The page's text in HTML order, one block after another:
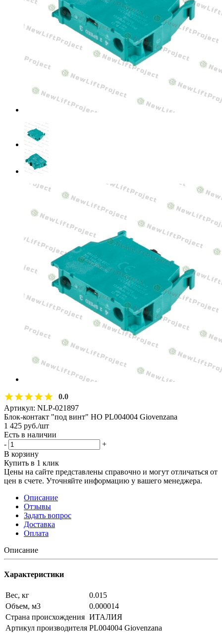
0.0
Артикул: NLP-021897
Блок-контакт "под винт" НО PL004004 Giovenzana
1 425 руб./шт
Есть в наличии
-
+
В корзину
Купить в 1 клик
Цены на сайте представлены справочно и могут отличаться от
цен в счете. Уточняйте информацию у вашего менеджера.
Описание
Отзывы
Задать вопрос
Доставка
Оплата
Описание
Характеристики
Вес, кг
0.015
Объем, м3
0.000014
Страна происхождения ИТАЛИЯ
Артикул производителя PL004004 Giovenzana